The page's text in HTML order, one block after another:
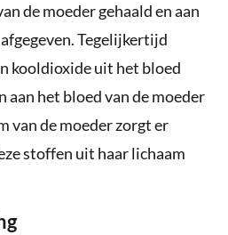
de moeder gehaald en aan
Tegelijkertijd
kooldioxide uit het bloed
aan het bloed van de moeder
van de moeder zorgt er
stoffen uit haar lichaam